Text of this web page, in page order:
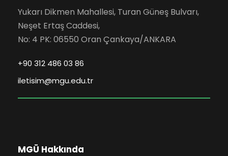
Yukarı Dikmen Mahallesi, Turan Güneş Bulvarı,
Neşet Ertaş Caddesi,
No: 4 PK: 06550 Oran Çankaya/ANKARA
+90 312 486 03 86
iletisim@mgu.edu.tr
MGÜ Hakkında